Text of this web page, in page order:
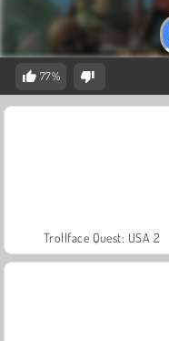
77%
Trollface Quest: USA 2